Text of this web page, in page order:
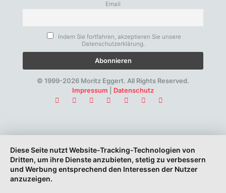
Email
Indem Sie fortfahren, akzeptieren Sie unsere
Datenschutzerklärung.
© 1999-2026 Moritz Eggert. All Rights Reserved.
Impressum
Datenschutz
Diese Seite nutzt Website-Tracking-Technologien von
Dritten, um ihre Dienste anzubieten, stetig zu verbessern
und Werbung entsprechend den Interessen der Nutzer
anzuzeigen.